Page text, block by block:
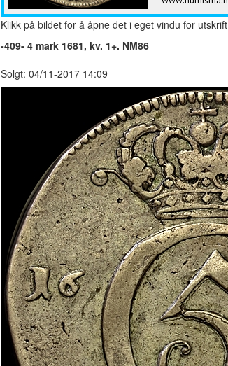
Klikk på bildet for å åpne det i eget vindu for utskrift
-409- 4 mark 1681, kv. 1+. NM86
Solgt: 04/11-2017 14:09